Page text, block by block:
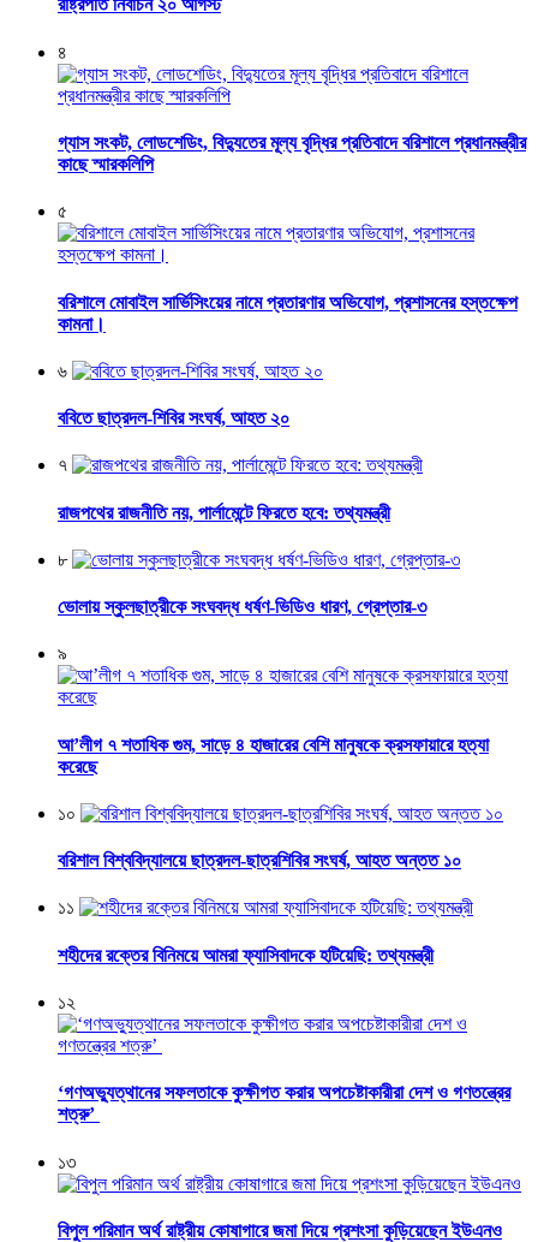
রাষ্ট্রপতি নির্বাচন ২০ আগস্ট
৪
গ্যাস সংকট, লোডশেডিং, বিদ্যুতের মূল্য বৃদ্ধির প্রতিবাদে বরিশালে প্রধানমন্ত্রীর
কাছে স্মারকলিপি
৫
বরিশালে মোবাইল সার্ভিসিংয়ের নামে প্রতারণার অভিযোগ, প্রশাসনের হস্তক্ষেপ
কামনা।
৬
ববিতে ছাত্রদল-শিবির সংঘর্ষ, আহত ২০
৭
রাজপথের রাজনীতি নয়, পার্লামেন্টে ফিরতে হবে: তথ্যমন্ত্রী
৮
ভোলায় স্কুলছাত্রীকে সংঘবদ্ধ ধর্ষণ-ভিডিও ধারণ, গ্রেপ্তার-৩
৯
আ’লীগ ৭ শতাধিক গুম, সাড়ে ৪ হাজারের বেশি মানুষকে ক্রসফায়ারে হত্যা
করেছে
১০
বরিশাল বিশ্ববিদ্যালয়ে ছাত্রদল-ছাত্রশিবির সংঘর্ষ, আহত অন্তত ১০
১১
শহীদের রক্তের বিনিময়ে আমরা ফ্যাসিবাদকে হটিয়েছি: তথ্যমন্ত্রী
১২
‘গণঅভ্যুত্থানের সফলতাকে কুক্ষীগত করার অপচেষ্টাকারীরা দেশ ও গণতন্ত্রের
শত্রু’
১৩
বিপুল পরিমান অর্থ রাষ্ট্রীয় কোষাগারে জমা দিয়ে প্রশংসা কুড়িয়েছেন ইউএনও